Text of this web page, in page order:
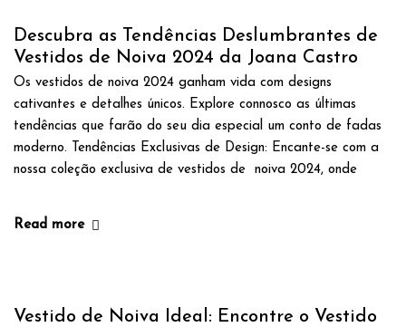
Descubra as Tendências Deslumbrantes de
Vestidos de Noiva 2024 da Joana Castro
Os vestidos de noiva 2024 ganham vida com designs
cativantes e detalhes únicos. Explore connosco as últimas
tendências que farão do seu dia especial um conto de fadas
moderno. Tendências Exclusivas de Design: Encante-se com a
nossa coleção exclusiva de vestidos de noiva 2024, onde
Read more
Vestido de Noiva Ideal: Encontre o Vestido